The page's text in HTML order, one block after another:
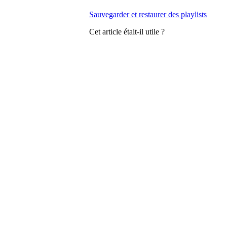
Sauvegarder et restaurer des playlists
Cet article était-il utile ?